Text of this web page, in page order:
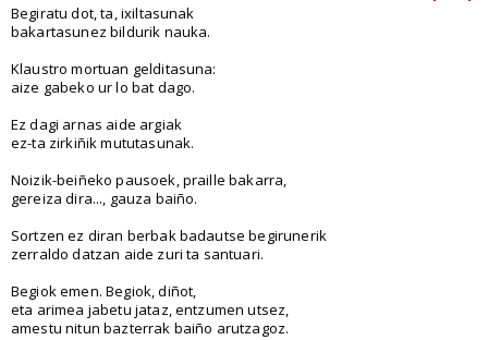
Begiratu dot, ta, ixiltasunak
bakartasunez bildurik nauka.
Klaustro mortuan gelditasuna:
aize gabeko ur lo bat dago.
Ez dagi arnas aide argiak
ez-ta zirkiñik mututasunak.
Noizik-beiñeko pausoek, praille bakarra,
gereiza dira..., gauza baiño.
Sortzen ez diran berbak badautse begirunerik
zerraldo datzan aide zuri ta santuari.
Begiok emen. Begiok, diñot,
eta arimea jabetu jataz, entzumen utsez,
amestu nitun bazterrak baiño arutzagoz.